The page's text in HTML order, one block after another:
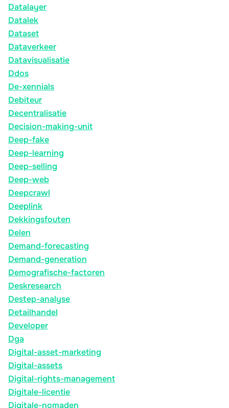
Datalayer
Datalek
Dataset
Dataverkeer
Datavisualisatie
Ddos
De-xennials
Debiteur
Decentralisatie
Decision-making-unit
Deep-fake
Deep-learning
Deep-selling
Deep-web
Deepcrawl
Deeplink
Dekkingsfouten
Delen
Demand-forecasting
Demand-generation
Demografische-factoren
Deskresearch
Destep-analyse
Detailhandel
Developer
Dga
Digital-asset-marketing
Digital-assets
Digital-rights-management
Digitale-licentie
Digitale-nomaden